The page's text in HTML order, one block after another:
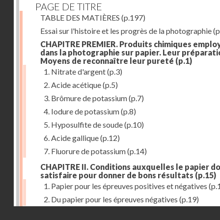
PAGE DE TITRE
TABLE DES MATIÈRES (p.197)
Essai sur l'histoire et les progrès de la photographie
CHAPITRE PREMIER. Produits chimiques
dans la photographie sur papier. Leur
Moyens de reconnaître leur pureté (p.1)
1. Nitrate d'argent(p.3)
2. Acide acétique(p.5)
3. Brômure de potassium(p.7)
4. Iodure de potassium(p.8)
5. Hyposulfite de soude(p.10)
6. Acide gallique(p.12)
7. Fluorure de potassium(p.14)
CHAPITRE II. Conditions auxquelles le papier
satisfaire pour donner de bons résultats (p.15)
1. Papier pour les épreuves positives et négatives
2. Du papier pour les épreuves négatives (p.19)